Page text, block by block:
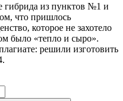
гибрида из пунктов №1 и
что пришлось
которое не захотело
было «тепло и сыро».
решили изготовить